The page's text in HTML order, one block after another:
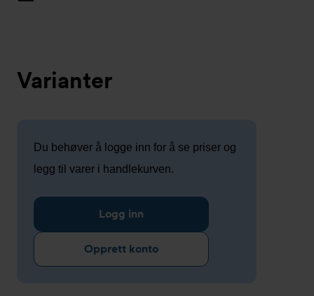
Varianter
Du behøver å logge inn for å se priser og
legg til varer i handlekurven.
Logg inn
Opprett konto